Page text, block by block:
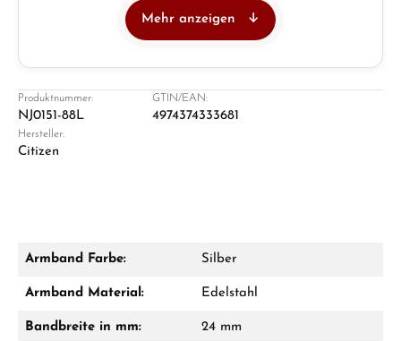
Damon Reiners
Mo–Fr: 10:00 – 17:00 - Sam: 10:00 - 14:00
Mehr anzeigen
Produktnummer:
NJ0151-88L
GTIN/EAN:
4974374333681
Hersteller:
Citizen
Armband Farbe: Silber
Armband Material: Edelstahl
Bandbreite in mm: 24 mm